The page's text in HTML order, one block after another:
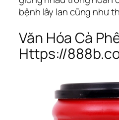
bệnh lây lan cũng như
Văn Hóa Cà
Https://